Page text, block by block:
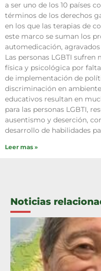
a ser uno de los 10 países
términos de los derechos
en los que las terapias de
este marco se suman los
automedicación,
Las personas LGBTI
física y psicológica por
de implementación de
discriminación en
educativos resultan en
para las personas LGBTI,
ausentismo y deserción,
desarrollo de habilidades
Leer mas »
Noticias